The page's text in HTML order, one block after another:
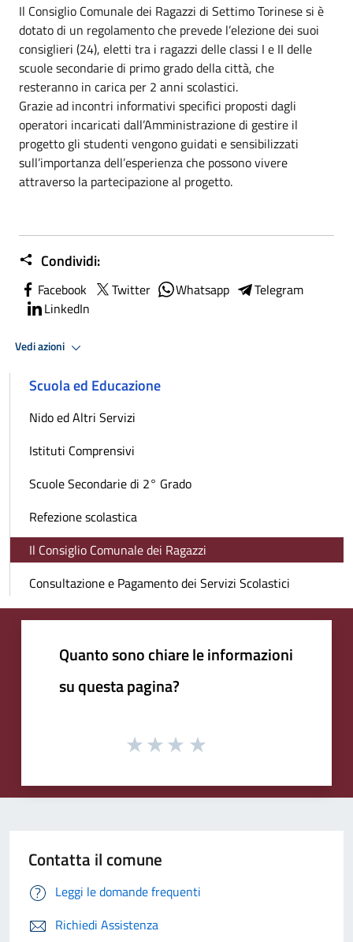
Il Consiglio Comunale dei Ragazzi di Settimo Torinese si è
dotato di un regolamento che prevede l’elezione dei suoi
consiglieri (24), eletti tra i ragazzi delle classi I e II delle
scuole secondarie di primo grado della città, che
resteranno in carica per 2 anni scolastici.
Grazie ad incontri informativi specifici proposti dagli
operatori incaricati dall’Amministrazione di gestire il
progetto gli studenti vengono guidati e sensibilizzati
sull’importanza dell’esperienza che possono vivere
attraverso la partecipazione al progetto.
Condividi:
Facebook Twitter Whatsapp
Telegram
LinkedIn
Vedi azioni
Scuola ed Educazione
Nido ed Altri Servizi
Istituti Comprensivi
Scuole Secondarie di 2° Grado
Refezione scolastica
Il Consiglio Comunale dei Ragazzi
Consultazione e Pagamento dei Servizi Scolastici
Quanto sono chiare le informazioni
su questa pagina?
Contatta il comune
Leggi le domande frequenti
Richiedi Assistenza